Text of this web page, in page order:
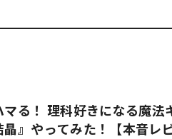
マる！ 理科好きになる魔法
晶』やってみた！【本音レビ